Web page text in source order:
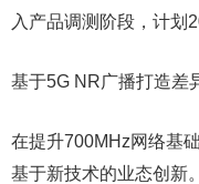
入产品调测阶段，计划
基于5G NR广播打造差
在提升700MHz网络基
基于新技术的业态创新